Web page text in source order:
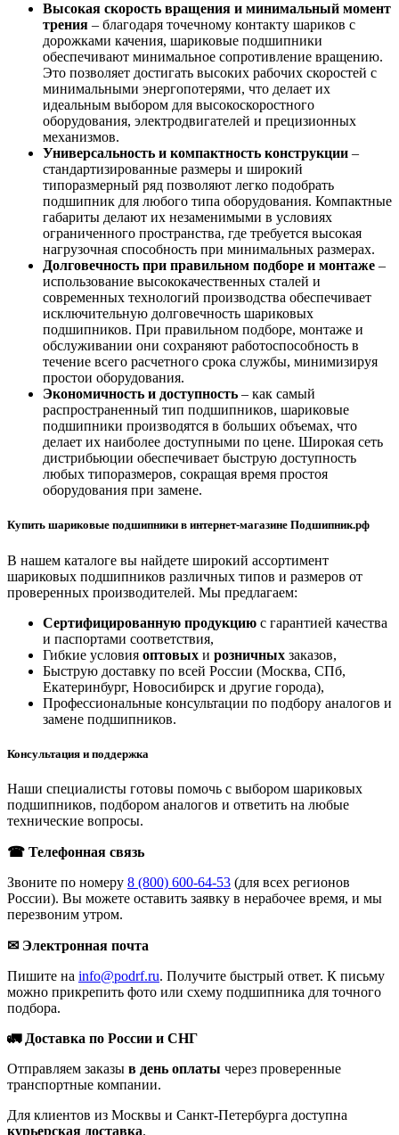
Высокая скорость вращения и минимальный момент
трения – благодаря точечному контакту шариков с
дорожками качения, шариковые подшипники
обеспечивают минимальное сопротивление вращению.
Это позволяет достигать высоких рабочих скоростей с
минимальными энергопотерями, что делает их
идеальным выбором для высокоскоростного
оборудования, электродвигателей и прецизионных
механизмов.
Универсальность и компактность конструкции –
стандартизированные размеры и широкий
типоразмерный ряд позволяют легко подобрать
подшипник для любого типа оборудования. Компактные
габариты делают их незаменимыми в условиях
ограниченного пространства, где требуется высокая
нагрузочная способность при минимальных размерах.
Долговечность при правильном подборе и монтаже –
использование высококачественных сталей и
современных технологий производства обеспечивает
исключительную долговечность шариковых
подшипников. При правильном подборе, монтаже и
обслуживании они сохраняют работоспособность в
течение всего расчетного срока службы, минимизируя
простои оборудования.
Экономичность и доступность – как самый
распространенный тип подшипников, шариковые
подшипники производятся в больших объемах, что
делает их наиболее доступными по цене. Широкая сеть
дистрибьюции обеспечивает быструю доступность
любых типоразмеров, сокращая время простоя
оборудования при замене.
Купить шариковые подшипники в интернет-магазине Подшипник.рф
В нашем каталоге вы найдете широкий ассортимент
шариковых подшипников различных типов и размеров от
проверенных производителей. Мы предлагаем:
Сертифицированную продукцию с гарантией качества
и паспортами соответствия,
Гибкие условия оптовых и розничных заказов,
Быструю доставку по всей России (Москва, СПб,
Екатеринбург, Новосибирск и другие города),
Профессиональные консультации по подбору аналогов и
замене подшипников.
Консультация и поддержка
Наши специалисты готовы помочь с выбором шариковых
подшипников, подбором аналогов и ответить на любые
технические вопросы.
☎ Телефонная связь
Звоните по номеру 8 (800) 600-64-53 (для всех регионов
России). Вы можете оставить заявку в нерабочее время, и мы
перезвоним утром.
✉ Электронная почта
Пишите на info@podrf.ru. Получите быстрый ответ. К письму
можно прикрепить фото или схему подшипника для точного
подбора.
🚛 Доставка по России и СНГ
Отправляем заказы в день оплаты через проверенные
транспортные компании.
Для клиентов из Москвы и Санкт-Петербурга доступна
курьерская доставка.